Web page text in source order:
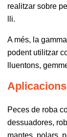
realitzar sobre
lli.
A més, la
podent utilitzar
lluentons,
Peces de roba
dessuadores,